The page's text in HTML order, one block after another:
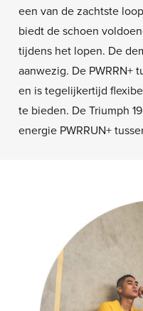
een van de zachtste
biedt de schoen
tijdens het lopen. De
aanwezig. De PWRRN+
en is tegelijkertijd
te bieden. De Triumph
energie PWRRUN+